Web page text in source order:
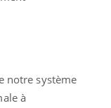
notre système
à